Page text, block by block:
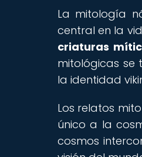
La mitología
central en la
criaturas
mitológicas se
la identidad
Los relatos
único a la
cosmos